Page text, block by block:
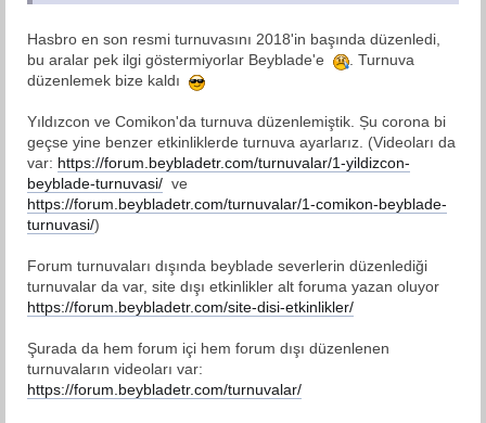
Hasbro en son resmi turnuvasını 2018'in başında düzenledi,
bu aralar pek ilgi göstermiyorlar Beyblade'e
. Turnuva
düzenlemek bize kaldı
Yıldızcon ve Comikon'da turnuva düzenlemiştik. Șu corona bi
geçse yine benzer etkinliklerde turnuva ayarlarız. (Videoları da
var: https://forum.beybladetr.com/turnuvalar/1-yildizcon-
beyblade-turnuvasi/ ve
https://forum.beybladetr.com/turnuvalar/1-comikon-beyblade-
turnuvasi/)
Forum turnuvaları dışında beyblade severlerin düzenlediği
turnuvalar da var, site dışı etkinlikler alt foruma yazan oluyor
https://forum.beybladetr.com/site-disi-etkinlikler/
Şurada da hem forum içi hem forum dışı düzenlenen
turnuvaların videoları var:
https://forum.beybladetr.com/turnuvalar/